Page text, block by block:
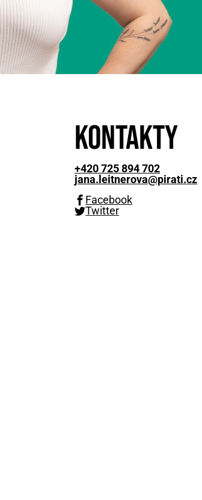
Kontakty
+420 725 894 702
jana.leitnerova@pirati.cz
Facebook
Twitter